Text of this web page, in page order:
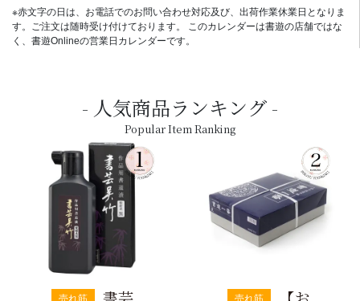
※赤文字の日は、お電話でのお問い合わせ対応及び、出荷作業休業日となりま
す。ご注文は随時受け付けております。 このカレンダーは書遊の店舗ではな
く、書遊Onlineの営業日カレンダーです。
人気商品ランキング
Popular Item Ranking
売れ筋 売れ筋